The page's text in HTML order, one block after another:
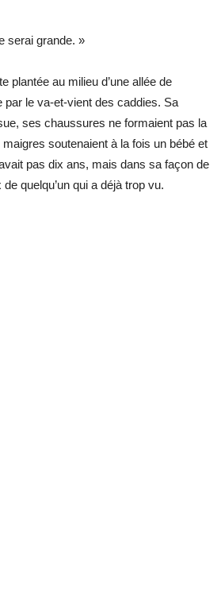
serai grande. »
plantée au milieu d’une allée de
le va-et-vient des caddies. Sa
ses chaussures ne formaient pas la
soutenaient à la fois un bébé et
pas dix ans, mais dans sa façon de
quelqu’un qui a déjà trop vu.